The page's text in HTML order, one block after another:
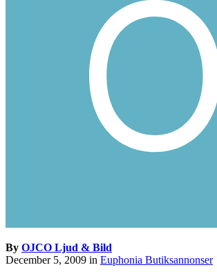
By OJCO Ljud & Bild
December 5, 2009 in Euphonia Butiksannonser